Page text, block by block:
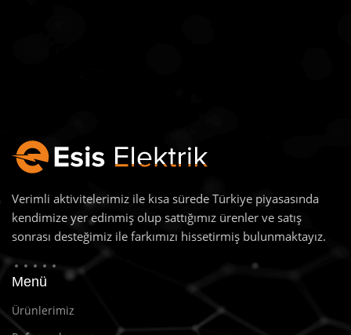
Verimli aktivitelerimiz ile kısa sürede Türkiye piyasasında
kendimize yer edinmiş olup sattığımız ürenler ve satış
sonrası desteğimiz ile farkımızı hissetirmiş bulunmaktayız.
Menü
Ürünlerimiz